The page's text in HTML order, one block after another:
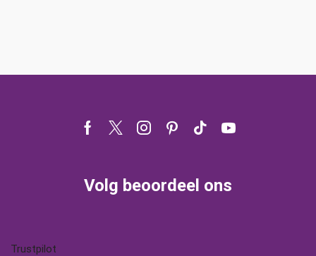
Facebook
TwitterInstagram
Pinterest
Tik- Youtube
Volg beoordeel ons
Trustpilot